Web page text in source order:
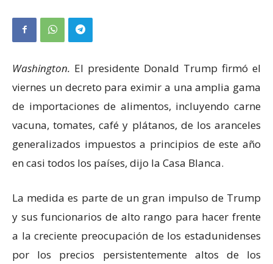
Washington. El presidente Donald Trump firmó el
viernes un decreto para eximir a una amplia gama
de importaciones de alimentos, incluyendo carne
vacuna, tomates, café y plátanos, de los aranceles
generalizados impuestos a principios de este año
en casi todos los países, dijo la Casa Blanca.
La medida es parte de un gran impulso de Trump
y sus funcionarios de alto rango para hacer frente
a la creciente preocupación de los estadunidenses
por los precios persistentemente altos de los